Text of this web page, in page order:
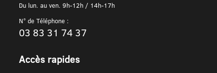
Du lun. au ven. 9h-12h / 14h-17h
N° de Téléphone :
03 83 31 74 37
Accès rapides